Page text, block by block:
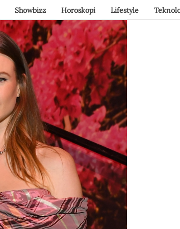
Showbizz Horoskopi Lifestyle